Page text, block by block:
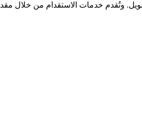
وتُقدم خدمات الاستقدام من خلال